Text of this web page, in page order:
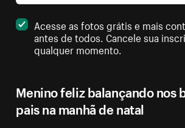
Menino feliz balançando nos
pais na manhã de natal
Acesse as fotos grátis e mais
antes de todos. Cancele sua
qualquer momento.